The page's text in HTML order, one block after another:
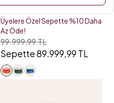
Zsu Turuncu Orta
Sehpa
Üyelere Özel Sepette %10 Daha
Az Öde!
99.999,99 TL
Sepette 89.999,99 TL